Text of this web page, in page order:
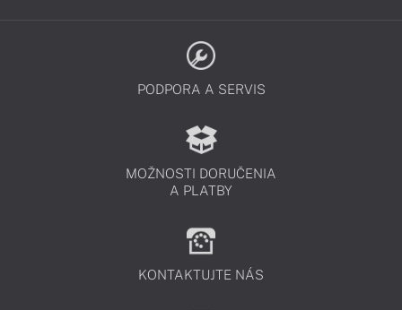
PODPORA A SERVIS
MOŽNOSTI DORUČENIA
A PLATBY
KONTAKTUJTE NÁS